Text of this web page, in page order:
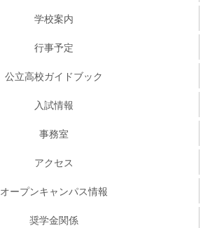
学校案内
行事予定
公立高校ガイドブック
入試情報
事務室
アクセス
オープンキャンパス情報
奨学金関係